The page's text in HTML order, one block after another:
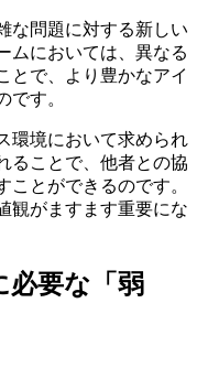
な問題に対する新しい
ムにおいては、異なる
とで、より豊かなアイ
です。
環境において求められ
ることで、他者との協
とができるのです。
観がますます重要にな
必要な「弱